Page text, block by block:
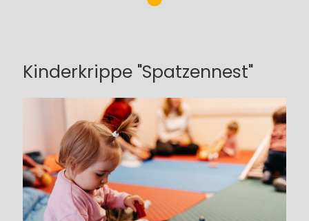
Kinderkrippe "Spatzennest"